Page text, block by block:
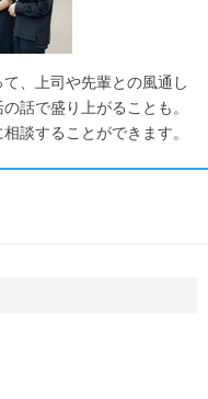
、上司や先輩との風通し
話で盛り上がることも。
談することができます。